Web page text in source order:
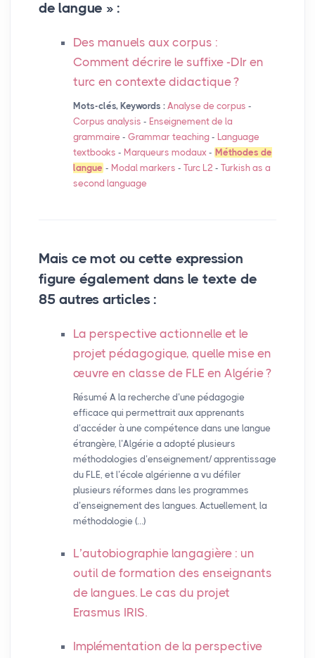
de langue » :
Des manuels aux corpus :
Comment décrire le suffixe -DIr en
turc en contexte didactique?
Mots-clés, Keywords : Analyse de corpus -
Corpus analysis - Enseignement de la
grammaire - Grammar teaching- Language
textbooks - Marqueurs modaux - Méthodes de
langue - Modal markers -Turc L2 -Turkish as a
second language
Mais ce mot ou cette expression
figure également dans le texte de
85 autres articles :
La perspective actionnelle et le
projet pédagogique, quelle mise en
œuvre en classe de FLE en Algérie?
Résumé A la recherche d’une pédagogie
efficace qui permettrait aux apprenants
d’accéder à une compétence dans une langue
étrangère, l’Algérie a adopté plusieurs
méthodologies d’enseignement/ apprentissage
du FLE, et l’école algérienne a vu défiler
plusieurs réformes dans les programmes
d’enseignement des langues. Actuellement, la
méthodologie (…)
L’autobiographie langagière : un
outil de formation des enseignants
de langues. Le cas du projet
Erasmus IRIS.
Implémentation de la perspective